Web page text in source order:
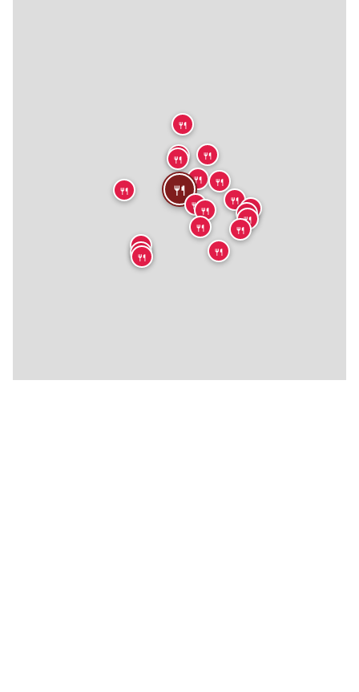
🍴
🍴
🍴
🍴
🍴
🍴
🍴
🍴
🍴
🍴
🍴
🍴
🍴
🍴
🍴
🍴
🍴
🍴
🍴
🍴